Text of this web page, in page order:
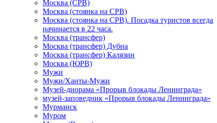
Москва (СРВ)
Москва (стоянка на СРВ)
Москва (стоянка на СРВ). Посадка туристов всегда
начинается в 22 часа.
Москва (трансфер)
Москва (трансфер) Дубна
Москва (трансфер) Калязин
Москва (ЮРВ)
Мужи
Мужи/Ханты-Мужи
Музей-диорама «Прорыв блокады Ленинграда»
музей-заповедник «Прорыв блокады Ленинграда»
Мурманск
Муром